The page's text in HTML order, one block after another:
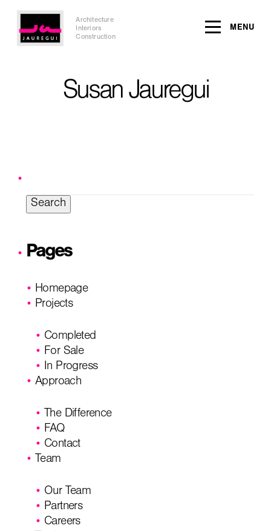
Architecture
Interiors
Construction
MENU
Susan Jauregui
Pages
Homepage
Projects
Completed
For Sale
In Progress
Approach
The Difference
FAQ
Contact
Team
Our Team
Partners
Careers